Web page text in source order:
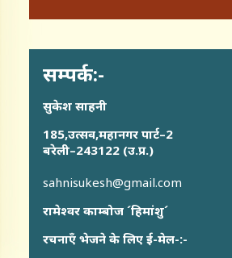
सम्पर्क:-
सुकेश साहनी
185,उत्सव,महानगर पार्ट–2
बरेली–243122 (उ.प्र.)
sahnisukesh@gmail.com
रामेश्वर काम्बोज ´हिमांशु´
रचनाएँ भेजने के लिए ई-मेल-:-